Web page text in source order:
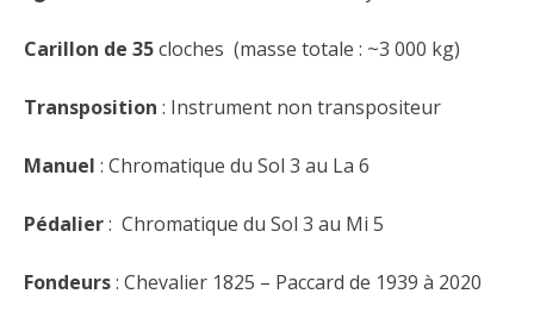
Carillon de 35cloches (masse totale : ~3 000 kg)
Transposition : Instrument non transpositeur
Manuel : Chromatique du Sol 3 au La 6
Pédalier: Chromatique du Sol 3 au Mi 5
Fondeurs: Chevalier 1825 – Paccard de 1939 à 2020